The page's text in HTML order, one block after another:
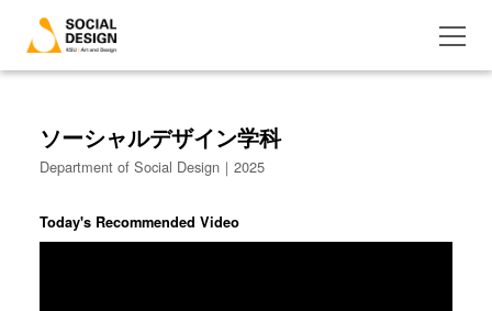
ソーシャルデザイン学科
Department of Social Design｜2025
Today's Recommended Video